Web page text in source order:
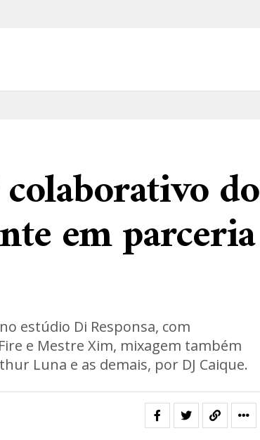
colaborativo do
em parceria
estúdio Di Responsa, com
e Mestre Xim, mixagem também
Luna e as demais, por DJ Caique.